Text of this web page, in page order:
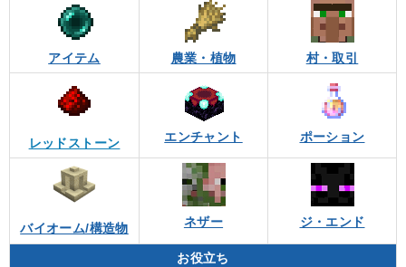
アイテム 農業・植物 村・取引
レッドストーン エンチャント ポーション
バイオーム/構造物 ネザー ジ・エンド
お役立ち